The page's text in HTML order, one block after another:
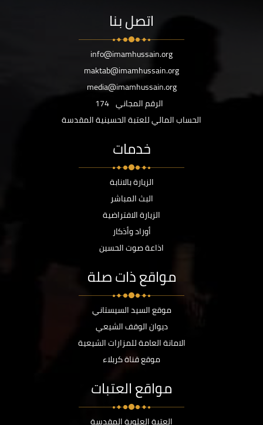
اتصل بنا
info@imamhussain.org
maktab@imamhussain.org
media@imamhussain.org
الرقم المجاني 174
الحساب المالي للعتبة الحسينية المقدسة
خدمات
الزيارة بالانابة
البث المباشر
الزيارة الافتراضية
أوراد وأذكار
اذاعة صوت الحسين
مواقع ذات صلة
موقع السيد السيستاني
ديوان الوقف الشيعي
الامانة العامة للمزارات الشيعية
موقع قناة كربلاء
مواقع العتبات
العتبة العلوية المقدسة